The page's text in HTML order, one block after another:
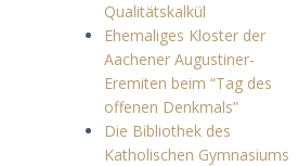
Qualitätskalkül
Ehemaliges Kloster der
Aachener Augustiner-
Eremiten beim “Tag des
offenen Denkmals”
Die Bibliothek des
Katholischen Gymnasiums